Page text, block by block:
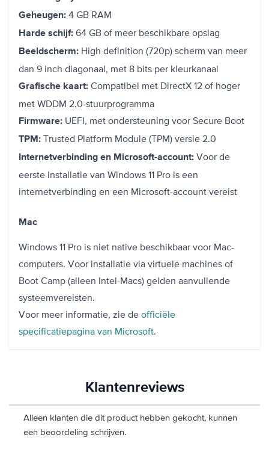
Geheugen: 4 GB RAM
Harde schijf: 64 GB of meer beschikbare opslag
Beeldscherm: High definition (720p) scherm van meer
dan 9 inch diagonaal, met 8 bits per kleurkanaal
Grafische kaart: Compatibel met DirectX 12 of hoger
met WDDM 2.0-stuurprogramma
Firmware: UEFI, met ondersteuning voor Secure Boot
TPM: Trusted Platform Module (TPM) versie 2.0
Internetverbinding en Microsoft-account: Voor de
eerste installatie van Windows 11 Pro is een
internetverbinding en een Microsoft-account vereist
Mac
Windows 11 Pro is niet native beschikbaar voor Mac-
computers. Voor installatie via virtuele machines of
Boot Camp (alleen Intel-Macs) gelden aanvullende
systeemvereisten.
Voor meer informatie, zie de officiële
specificatiepagina van Microsoft
Klantenreviews
Alleen klanten die dit product hebben gekocht, kunnen
een beoordeling schrijven.